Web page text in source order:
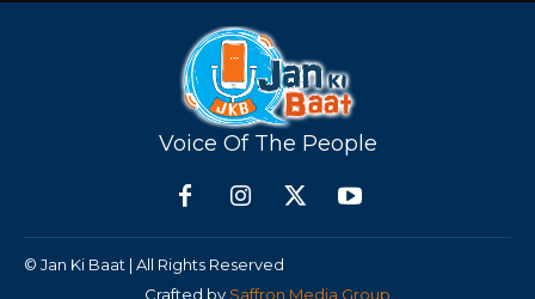
Voice Of The People
© Jan Ki Baat | All Rights Reserved
Crafted by Saffron Media Group